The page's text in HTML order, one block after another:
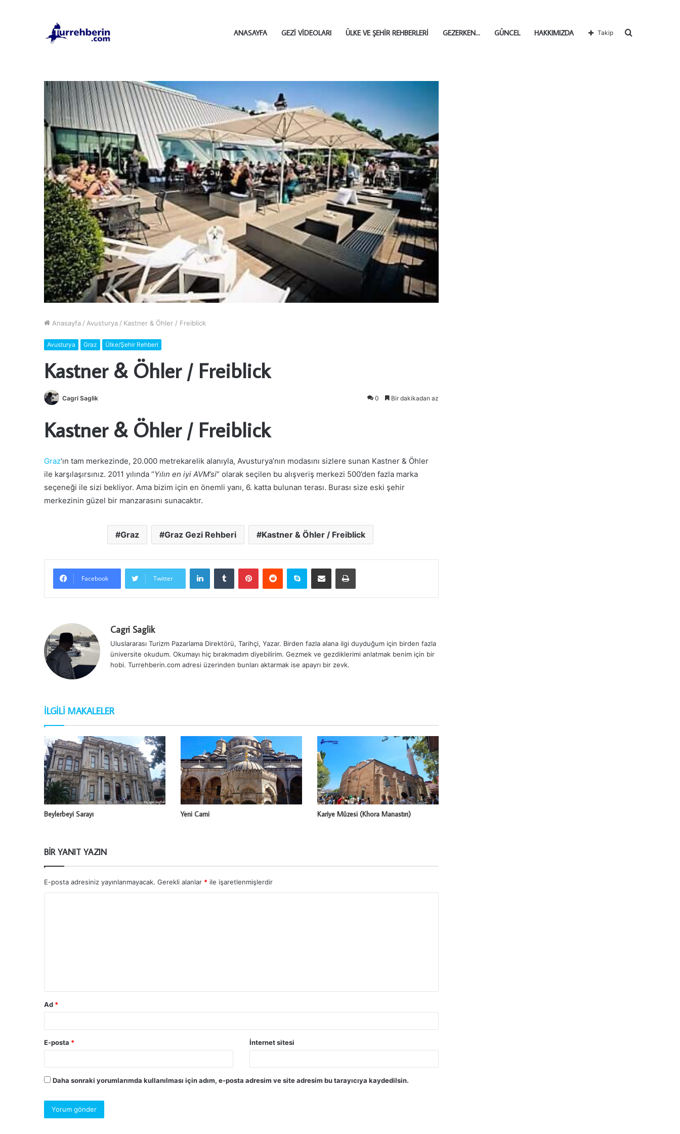
ANASAYFA GEZI VIDEOLARI ÜLKE VE ŞEHIR REHBERLERI GEZERKEN… GÜNCEL HAKKIMIZDA Arama
Takip
Anasayfa / Avusturya / Kastner & Öhler / Freiblick
Avusturya Graz Ülke/Şehir Rehberi
Kastner & Öhler / Freiblick
Cagri Saglik 0 Bir dakikadan az
Kastner & Öhler / Freiblick
Graz‘ın tam merkezinde, 20.000 metrekarelik alanıyla, Avusturya’nın modasını sizlere sunan Kastner & Öhler
ile karşılaşırsınız. 2011 yılında “Yılın en iyi AVM’si” olarak seçilen bu alışveriş merkezi 500’den fazla marka
seçeneği ile sizi bekliyor. Ama bizim için en önemli yanı, 6. katta bulunan terası. Burası size eski şehir
merkezinin güzel bir manzarasını sunacaktır.
Graz Graz Gezi Rehberi Kastner & Öhler / Freiblick
Facebook Twitter
Cagri Saglik
Uluslararası Turizm Pazarlama Direktörü, Tarihçi, Yazar. Birden fazla alana ilgi duyduğum için birden fazla
üniversite okudum. Okumayı hiç bırakmadım diyebilirim. Gezmek ve gezdiklerimi anlatmak benim için bir
hobi. Turrehberin.com adresi üzerinden bunları aktarmak ise apayrı bir zevk.
İLGILI MAKALELER
Beylerbeyi Sarayı Yeni Cami Kariye Müzesi (Khora Manastırı)
BIR YANIT YAZIN
E-posta adresiniz yayınlanmayacak. Gerekli alanlar * ile işaretlenmişlerdir
Ad *
E-posta * İnternet sitesi
Daha sonraki yorumlarımda kullanılması için adım, e-posta adresim ve site adresim bu tarayıcıya kaydedilsin.